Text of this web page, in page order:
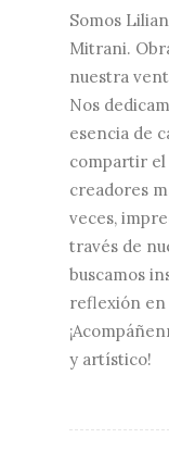
Somos
Mitrani.
nuestra
Nos
esencia de
compartir
creadores
veces,
través de
buscamos
reflexión en
y artístico!